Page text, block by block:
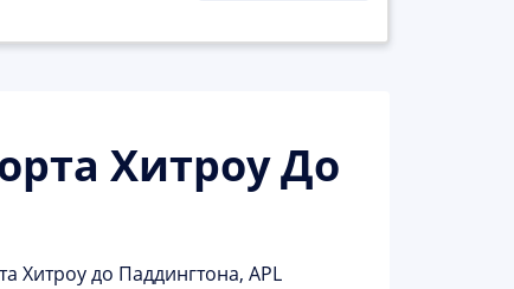
Хитроу До
Хитроу до Паддингтона, APL